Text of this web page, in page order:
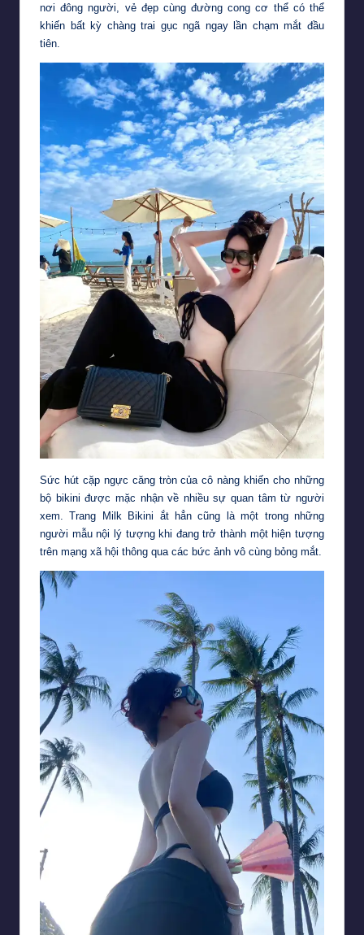
nơi đông người, vẻ đẹp cùng đường cong cơ thể có thể
khiến bất kỳ chàng trai gục ngã ngay lần chạm mắt đầu
tiên.
Sức hút cặp ngực căng tròn của cô nàng khiến cho những
bộ bikini được mặc nhận về nhiều sự quan tâm từ người
xem. Trang Milk Bikini ắt hẳn cũng là một trong những
người mẫu nội lý tượng khi đang trở thành một hiện tượng
trên mạng xã hội thông qua các bức ảnh vô cùng bỏng mắt.